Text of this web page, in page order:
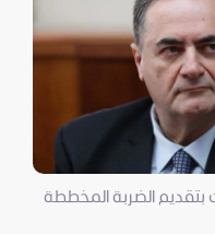
بتقديم الضربة المخططة